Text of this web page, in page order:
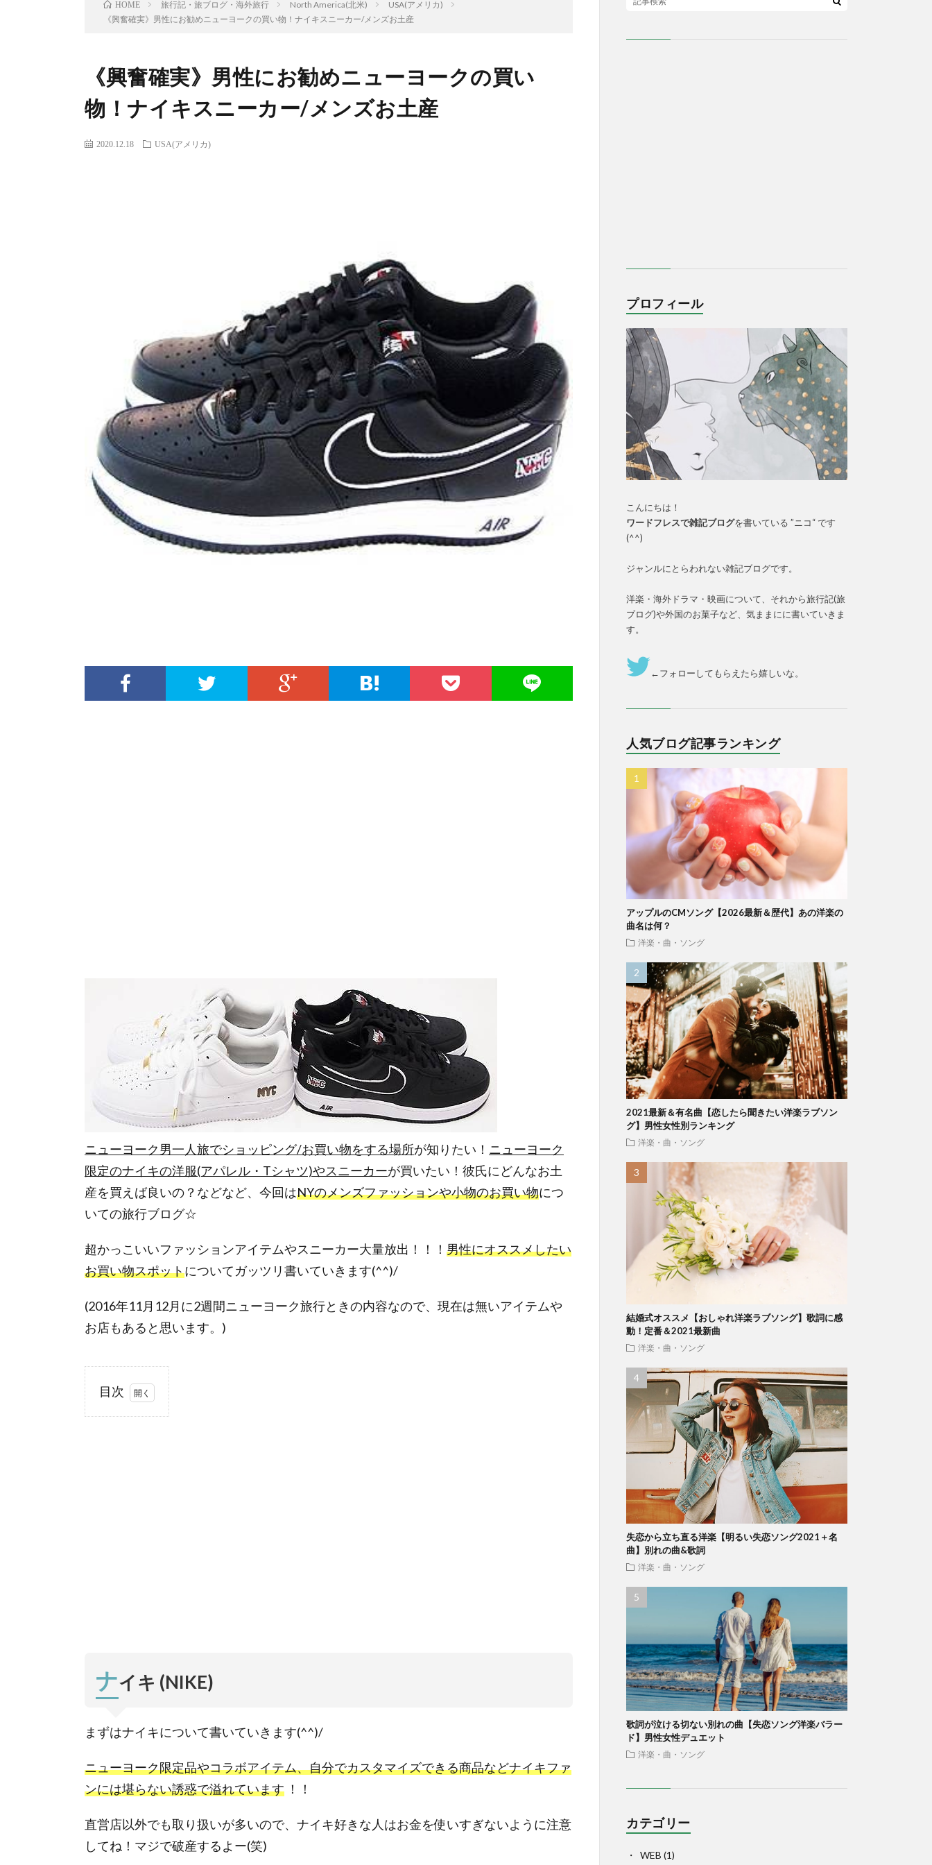
HOME 旅行記・旅ブログ・海外旅行 North America(北米)
USA(アメリカ)
《興奮確実》男性にお勧めニューヨークの買い物！ナイキスニーカー/メンズお土産
《興奮確実》男性にお勧めニューヨークの買い
物！ナイキスニーカー/メンズお土産
2020.12.18 USA(アメリカ)
ニューヨーク男一人旅でショッピング/お買い物をする場所が知りたい！ ニューヨーク
限定のナイキの洋服(アパレル・Tシャツ)やスニーカーが買いたい！彼氏にどんなお土
産を買えば良いの？などなど、今回はNYのメンズファッションや小物のお買い物につ
いての旅行ブログ☆
超かっこいいファッションアイテムやスニーカー大量放出！！！ 男性にオススメしたい
お買い物スポットについてガッツリ書いていきます(^^)/
(2016年11月12月に2週間ニューヨーク旅行ときの内容なので、現在は無いアイテムや
お店もあると思います。)
目次
1.
(NIKE
SOHO)
By
(ナイ
キ バ
イ
2.1.1.
ニュー
ナイキ (NIKE)
まずはナイキについて書いていきます(^^)/
ニューヨーク限定品やコラボアイテム、自分でカスタマイズできる商品などナイキファ
ンには堪らない誘惑で溢れています ！！
直営店以外でも取り扱いが多いので、ナイキ好きな人はお金を使いすぎないように注意
してね！マジで破産するよー(笑)
プロフィール
こんにちは！
ワードフレスで雑記ブログを書いている ”ニコ“ です
(^^)
ジャンルにとらわれない雑記ブログです。
洋楽・海外ドラマ・映画について、それから旅行記(旅
ブログ)や外国のお菓子など、気ままにに書いていきま
す。
←フォローしてもらえたら嬉しいな。
人気ブログ記事ランキング
アップルのCMソング【2026最新＆歴代】あの洋楽の
曲名は何？
洋楽・曲・ソング
2021最新＆有名曲【恋したら聞きたい洋楽ラブソン
グ】男性女性別ランキング
洋楽・曲・ソング
結婚式オススメ【おしゃれ洋楽ラブソング】歌詞に感
動！定番＆2021最新曲
洋楽・曲・ソング
失恋から立ち直る洋楽【明るい失恋ソング2021＋名
曲】別れの曲&歌詞
洋楽・曲・ソング
歌詞が泣ける切ない別れの曲【失恋ソング洋楽バラー
ド】男性女性デュエット
洋楽・曲・ソング
カテゴリー
WEB (1)